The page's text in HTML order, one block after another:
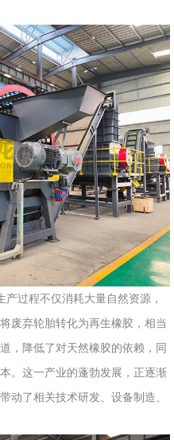
过程不仅消耗大量自然资源，
废弃轮胎转化为再生橡胶，相当
，降低了对天然橡胶的依赖，同
。这一产业的蓬勃发展，正逐渐
动了相关技术研发、设备制造、